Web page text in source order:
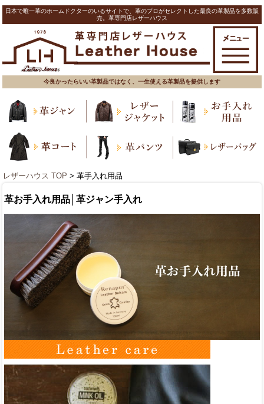
日本で唯一革のホームドクターのいるサイトで、革のプロがセレクトした最良の革製品を多数販
売。革専門店レザーハウス
今良かったらいい革製品ではなく、一生使える革製品を提供します
レザーハウス TOP > 革手入れ用品
革お手入れ用品│革ジャン手入れ